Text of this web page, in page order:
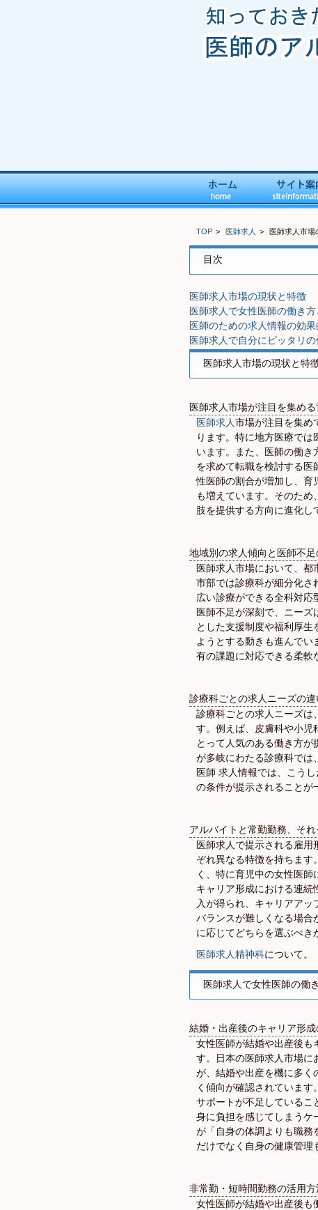
TOP 医師求人 医師求人市場
目次
医師求人市場の現状と特徴
医師求人で女性医師の働き
医師のための求人情報の効
医師求人で自分にピッタリ
医師求人市場の現状と特
医師求人市場が注目を集め
医師求人市場が注目を集め
ります。特に地方医療で
います。また、医師の働き
を求めて転職を検討する
性医師の割合が増加し、育
も増えています。そのた
肢を提供する方向に進化し
地域別の求人傾向と医師不足
医師求人市場において、
市部では診療科が細分化さ
広い診療ができる全科対
医師不足が深刻で、ニー
とした支援制度や福利厚生
ようとする動きも進んで
有の課題に対応できる柔軟
診療科ごとの求人ニーズの違
診療科ごとの求人ニーズは
す。例えば、皮膚科や小児
とって人気のある働き方
が多岐にわたる診療科では
医師 求人情報では、こう
の条件が提示されることが
アルバイトと常勤勤務、そ
医師求人で提示される雇
ぞれ異なる特徴を持ちます
く、特に育児中の女性医
キャリア形成における連続
入が得られ、キャリアア
バランスが難しくなる場合
に応じてどちらを選ぶべき
医師求人精神科について。
医師求人で女性医師の働
結婚・出産後のキャリア形成
女性医師が結婚や出産後も
す。日本の医師求人市場に
が、結婚や出産を機に多く
く傾向が確認されていま
サポートが不足しているこ
身に負担を感じてしまうケ
が「自身の体調よりも職務
だけでなく自身の健康管理
非常勤・短時間勤務の活用方
女性医師が結婚や出産後も